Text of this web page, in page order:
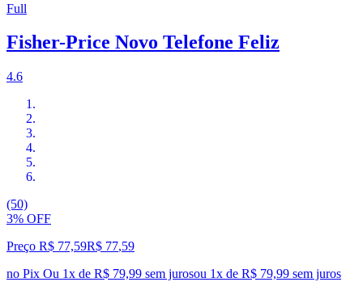
Full
Fisher-Price Novo Telefone Feliz
4.6
(50)
3% OFF
Preço R$ 77,59R$ 77,59
no Pix Ou 1x de R$ 79,99 sem jurosou 1x de R$ 79,99 sem juros